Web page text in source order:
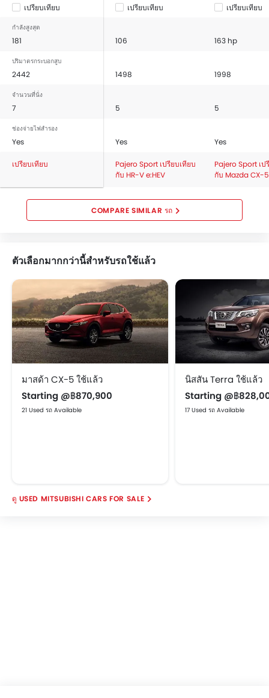
เปรียบเทียบ เปรียบเทียบ เปรียบเทียบ
กำลังสูงสุด
181 106 163 hp
ปริมาตรกระบอกสูบ
2442 1498 1998
จำนวนที่นั่ง
7 5 5
ช่องจ่ายไฟสำรอง
Yes Yes Yes
เปรียบเทียบ
Pajero Sport เปรียบเทียบ
กับ HR-V e:HEV
Pajero Sport เป
กับ Mazda CX-5
COMPARE SIMILAR รถ
ตัวเลือกมากกว่านี้สำหรับรถใช้แล้ว
มาสด้า CX-5 ใช้แล้ว
Starting @฿870,900
21 Used รถ Available
นิสสัน Terra ใช้แล้ว
Starting @฿
17 Used รถ Available
USED MITSUBISHI CARS FOR SALE